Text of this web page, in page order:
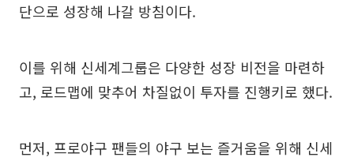
단으로 성장해 나갈 방침이다.
이를 위해 신세계그룹은 다양한 성장 비전을 마련하
고, 로드맵에 맞추어 차질없이 투자를 진행키로 했다.
먼저, 프로야구 팬들의 야구 보는 즐거움을 위해 신세